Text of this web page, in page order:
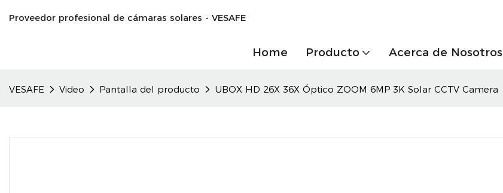
Proveedor profesional de cámaras solares - VESAFE
Home Producto Acerca de Nosotros
VESAFE Video Pantalla del producto UBOX HD 26X 36X Óptico ZOOM 6MP 3K Solar CCTV Camera